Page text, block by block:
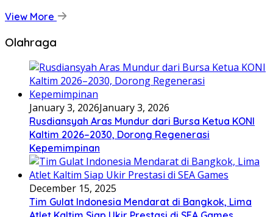
View More
Olahraga
January 3, 2026January 3, 2026
Rusdiansyah Aras Mundur dari Bursa Ketua KONI
Kaltim 2026–2030, Dorong Regenerasi
Kepemimpinan
December 15, 2025
Tim Gulat Indonesia Mendarat di Bangkok, Lima